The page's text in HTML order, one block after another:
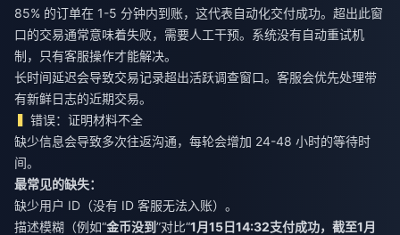
85% 的订单在 1-5 分钟内到账，这代表自动化交付成功。超出此窗
口的交易通常意味着失败，需要人工干预。系统没有自动重试机
制，只有客服操作才能解决。
长时间延迟会导致交易记录超出活跃调查窗口。客服会优先处理带
有新鲜日志的近期交易。
错误：证明材料不全
缺少信息会导致多次往返沟通，每轮会增加 24-48 小时的等待时
间。
最常见的缺失：
缺少用户 ID（没有 ID 客服无法入账）。
描述模糊（例如“金币没到”对比“1月15日14:32支付成功，截至1月